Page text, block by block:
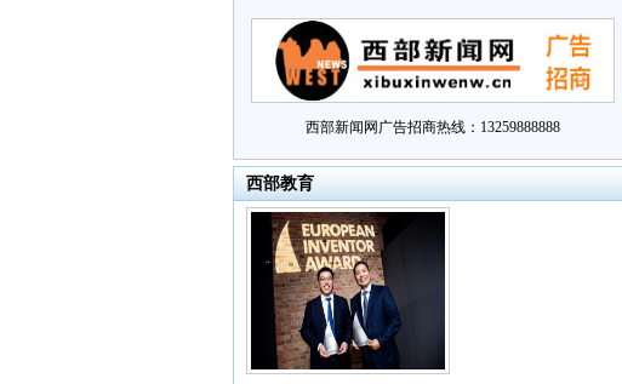
西部新闻网广告招商热线：13259888888
西部教育